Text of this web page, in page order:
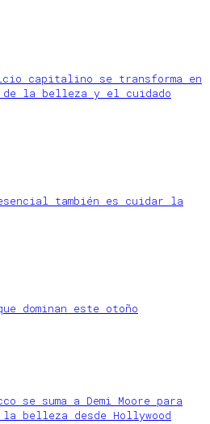
capitalino se transforma en
la belleza y el cuidado
también es cuidar la
dominan este otoño
se suma a Demi Moore para
belleza desde Hollywood